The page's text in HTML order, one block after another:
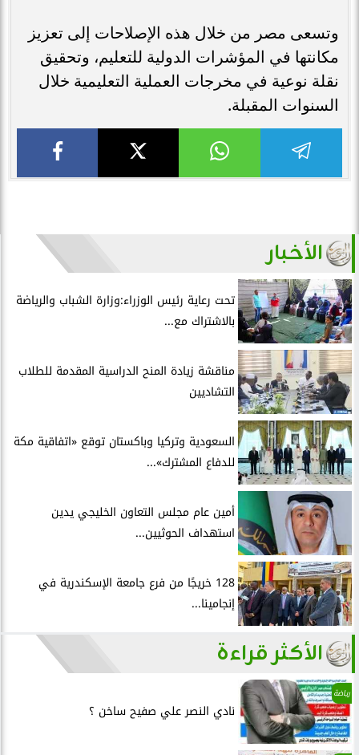
وتسعى مصر من خلال هذه الإصلاحات إلى تعزيز
مكانتها في المؤشرات الدولية للتعليم، وتحقيق
نقلة نوعية في مخرجات العملية التعليمية خلال
السنوات المقبلة.
الأخبار
تحت رعاية رئيس الوزراء:وزارة الشباب والرياضة
بالاشتراك مع...
مناقشة زيادة المنح الدراسية المقدمة للطلاب
التشاديين
السعودية وتركيا وباكستان توقع «اتفاقية مكة
للدفاع المشترك»...
أمين عام مجلس التعاون الخليجي يدين
استهداف الحوثيين...
128 خريجًا من فرع جامعة الإسكندرية في
إنجامينا...
الأكثر قراءة
رياضة
نادي النصر علي صفيح ساخن ؟